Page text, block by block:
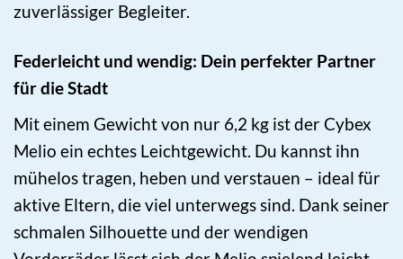
zuverlässiger Begleiter.
Federleicht und wendig: Dein perfekter Partner
für die Stadt
Mit einem Gewicht von nur 6,2 kg ist der Cybex
Melio ein echtes Leichtgewicht. Du kannst ihn
mühelos tragen, heben und verstauen – ideal für
aktive Eltern, die viel unterwegs sind. Dank seiner
schmalen Silhouette und der wendigen